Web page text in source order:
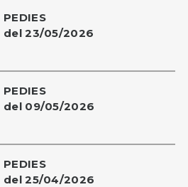
PEDIES
del 23/05/2026
PEDIES
del 09/05/2026
PEDIES
del 25/04/2026